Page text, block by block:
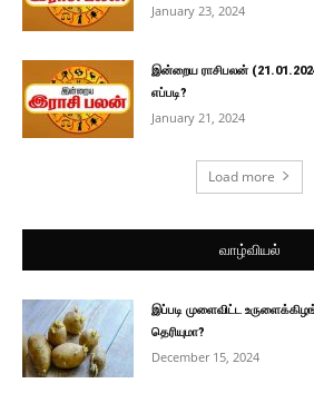
January 23, 2024
இன்றைய ராசிபலன்
எப்படி?
January 21, 2024
Load more
வாழ்வியல்
இப்படி முளைவிட்ட
தெரியுமா?
December 15, 2024